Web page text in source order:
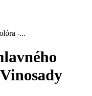
-...